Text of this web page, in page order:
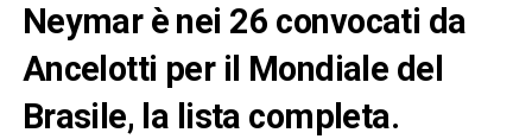
Neymar è nei 26 convocati da
Ancelotti per il Mondiale del
Brasile, la lista completa.